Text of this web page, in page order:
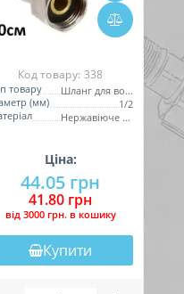
Код товару: 338
товару
Шланг для води
(мм)
1/2
Нержавіюче обплетення
Ціна:
44.05 грн
41.80 грн
вiд 3000 грн. в кошику
Купити